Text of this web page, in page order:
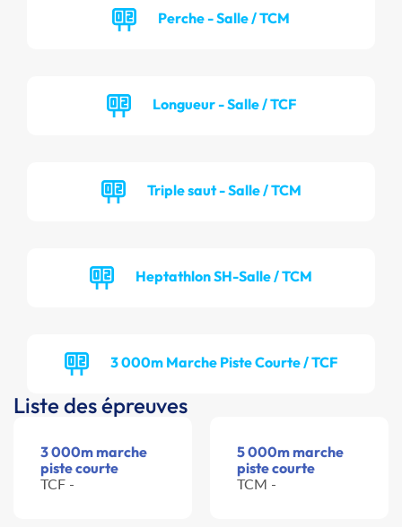
Perche - Salle / TCM
Longueur - Salle / TCF
Triple saut - Salle / TCM
Heptathlon SH-Salle / TCM
3 000m Marche Piste Courte / TCF
Liste des épreuves
3 000m marche
piste courte
TCF -
5 000m marche
piste courte
TCM -